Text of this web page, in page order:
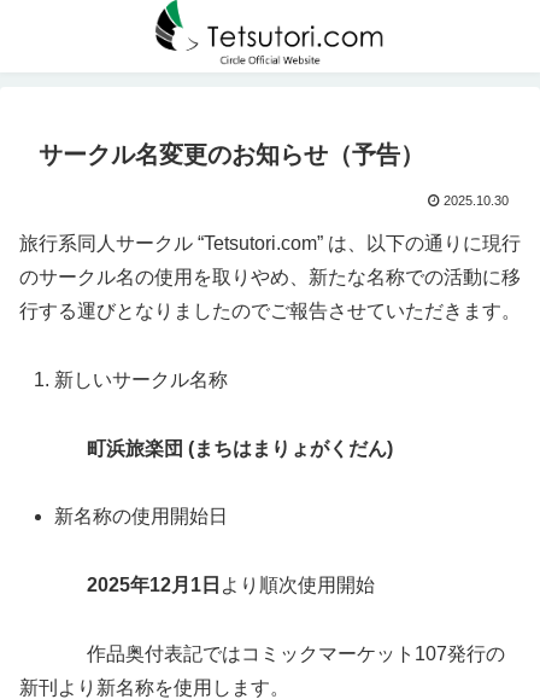
サークル名変更のお知らせ（予告）
2025.10.30
旅行系同人サークル “Tetsutori.com” は、以下の通りに現行
のサークル名の使用を取りやめ、新たな名称での活動に移
行する運びとなりましたのでご報告させていただきます。
新しいサークル名称
町浜旅楽団 (まちはまりょがくだん)
新名称の使用開始日
2025年12月1日 より順次使用開始
作品奥付表記ではコミックマーケット107発行の
新刊より新名称を使用します。